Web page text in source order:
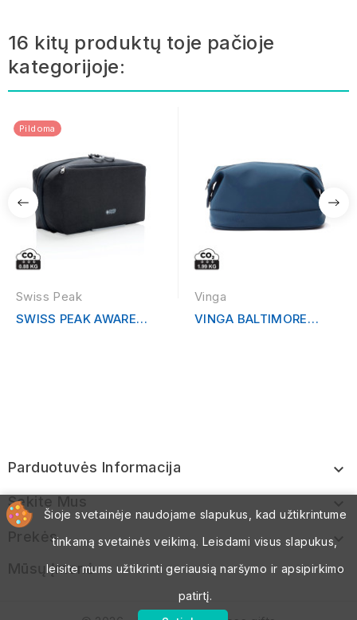
16 kitų produktų toje pačioje
kategorijoje:
Pildoma
Swiss Peak
SWISS PEAK AWARE
Vinga
VINGA BALTIMORE
Parduotuvės Informacija 
Sekite Mus
Prekės 
Mūsų Įmonė 
Šioje svetainėje naudojame slapukus, kad užtikrintume
tinkamą svetainės veikimą. Leisdami visus slapukus,
leisite mums užtikrinti geriausią naršymo ir apsipirkimo
patirtį.